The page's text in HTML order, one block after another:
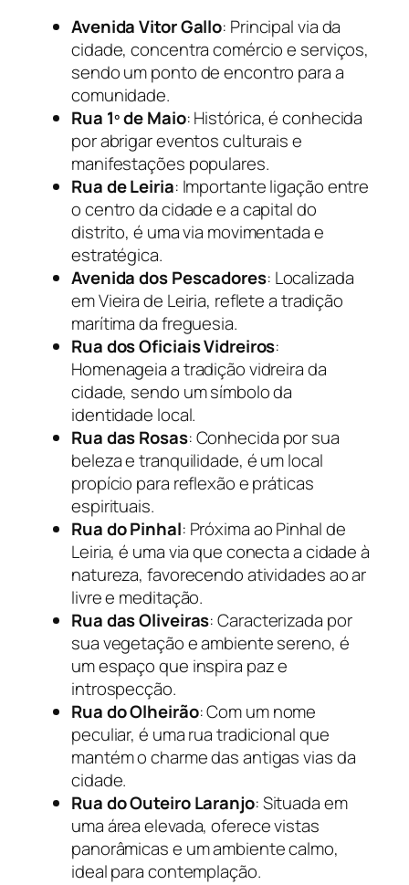
Avenida Vitor Gallo: Principal via da
cidade, concentra comércio e serviços,
sendo um ponto de encontro para a
comunidade.
Rua 1º de Maio: Histórica, é conhecida
por abrigar eventos culturais e
manifestações populares.
Rua de Leiria: Importante ligação entre
o centro da cidade e a capital do
distrito, é uma via movimentada e
estratégica.
Avenida dos Pescadores: Localizada
em Vieira de Leiria, reflete a tradição
marítima da freguesia.
Rua dos Oficiais Vidreiros:
Homenageia a tradição vidreira da
cidade, sendo um símbolo da
identidade local.
Rua das Rosas: Conhecida por sua
beleza e tranquilidade, é um local
propício para reflexão e práticas
espirituais.
Rua do Pinhal: Próxima ao Pinhal de
Leiria, é uma via que conecta a cidade à
natureza, favorecendo atividades ao ar
livre e meditação.
Rua das Oliveiras: Caracterizada por
sua vegetação e ambiente sereno, é
um espaço que inspira paz e
introspecção.
Rua do Olheirão: Com um nome
peculiar, é uma rua tradicional que
mantém o charme das antigas vias da
cidade.
Rua do Outeiro Laranjo: Situada em
uma área elevada, oferece vistas
panorâmicas e um ambiente calmo,
ideal para contemplação.